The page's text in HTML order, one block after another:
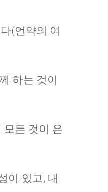
(언약의 여
하는 것이
모든 것이 은
이 있고, 내